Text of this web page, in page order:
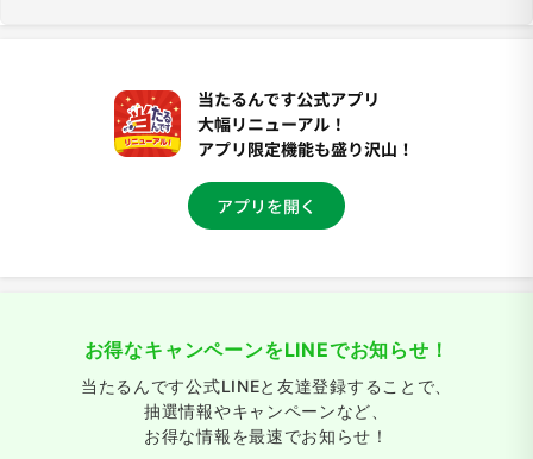
お得なキャンペーンをLINEでお知らせ！
当たるんです公式LINEと友達登録することで、
抽選情報やキャンペーンなど、
お得な情報を最速でお知らせ！